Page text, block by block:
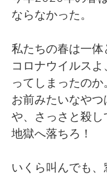
ไทย
Português
ならなかった。
私たちの春は一体
コロナウイルス
ってしまったのか
お前みたいなや
や、さっさと殺し
地獄へ落ちろ！
いくら叫んでも